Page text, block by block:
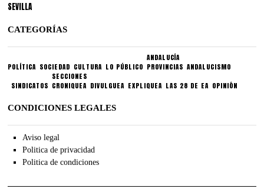
SEVILLA
CATEGORÍAS
POLÍTICA SOCIEDAD CULTURA LO PÚBLICO
ANDALUCÍA
PROVINCIAS ANDALUCISMO
SINDICATOS
SECCIONES
CRONIQUEA DIVULGUEA EXPLIQUEA LAS 28 DE EA OPINIÓN
CONDICIONES LEGALES
Aviso legal
Politica de privacidad
Politica de condiciones